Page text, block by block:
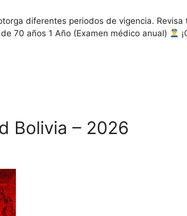
diferentes periodos de vigencia. Revisa
70 años 1 Año (Examen médico anual)
Bolivia – 2026